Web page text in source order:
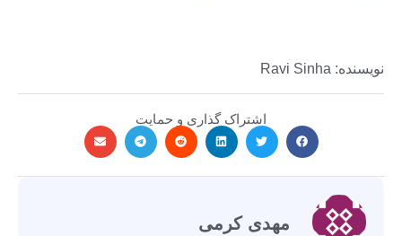
نویسنده: Ravi Sinha
اشتراک گذاری و حمایت
مهدی کرمی